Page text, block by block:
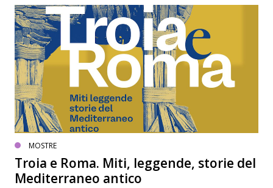
MOSTRE
Troia e Roma. Miti, leggende, storie del
Mediterraneo antico